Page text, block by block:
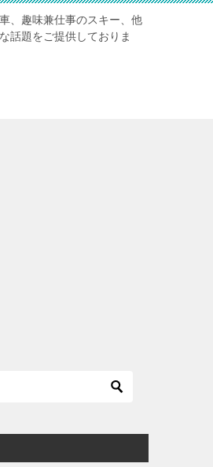
、趣味兼仕事のスキー、他
話題をご提供しておりま